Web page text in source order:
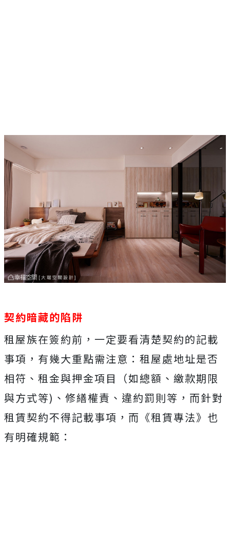
契約暗藏的陷阱
租屋族在簽約前，一定要看清楚契約的記載
事項，有幾大重點需注意：租屋處地址是否
相符、租金與押金項目（如總額、繳款期限
與方式等)、修繕權責、違約罰則等，而針對
租賃契約不得記載事項，而《租賃專法》也
有明確規範：